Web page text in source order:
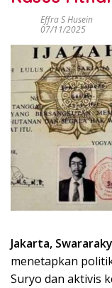
Effra S Husein
07/11/2025
Jakarta,
menetapkan
Suryo dan aktivis